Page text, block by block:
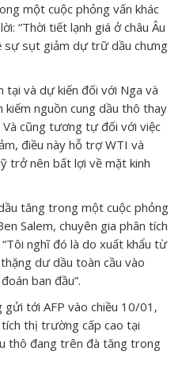
một cuộc phỏng vấn khác
“Thời tiết lạnh giá ở châu Âu
sự sụt giảm dự trữ dầu chưng
tại và dự kiến đối với Nga và
nguồn cung dầu thô thay
cũng tương tự đối với việc
điều này hỗ trợ WTI và
trở nên bất lợi về mặt kinh
tăng trong một cuộc phỏng
Salem, chuyên gia phân tích
nghĩ đó là do xuất khẩu từ
dư dầu toàn cầu vào
ban đầu”.
tới AFP vào chiều 10/01,
thị trường cấp cao tại
thô đang trên đà tăng trong